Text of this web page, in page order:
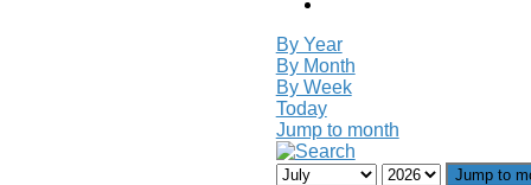
By Year
By Month
By Week
Today
Jump to month
Jump to